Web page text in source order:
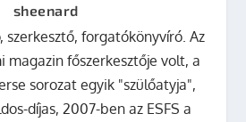
sheenard
szerkesztő, forgatókönyvíró. Az
magazin főszerkesztője volt, a
sorozat egyik "szülőatyja",
díjas, 2007-ben az ESFS a